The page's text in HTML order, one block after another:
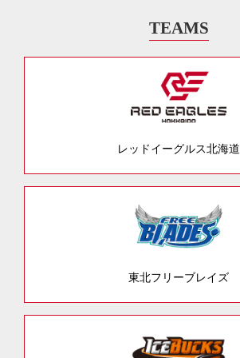
TEAMS
レッドイーグルス北海道
東北フリーブレイズ